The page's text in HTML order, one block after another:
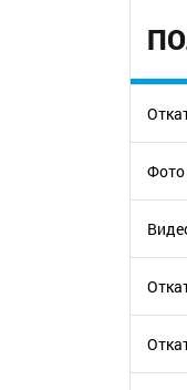
Фото